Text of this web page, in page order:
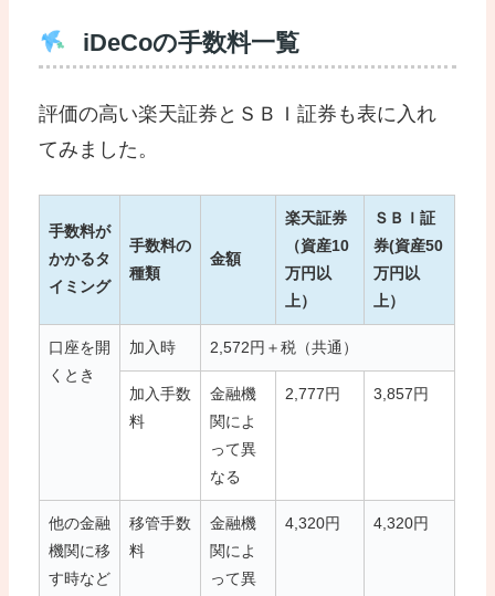
iDeCoの手数料一覧
評価の高い楽天証券とＳＢＩ証券も表に入れ
てみました。
手数料が
かかるタ
イミング
手数料の
種類
金額
楽天証券
（資産10
万円以
上）
ＳＢＩ証
券(資産50
万円以
上）
口座を開
くとき
加入時 2,572円＋税（共通）
加入手数
料
金融機
関によ
って異
なる
2,777円 3,857円
他の金融
機関に移
す時など
移管手数
料
金融機
関によ
って異
4,320円 4,320円